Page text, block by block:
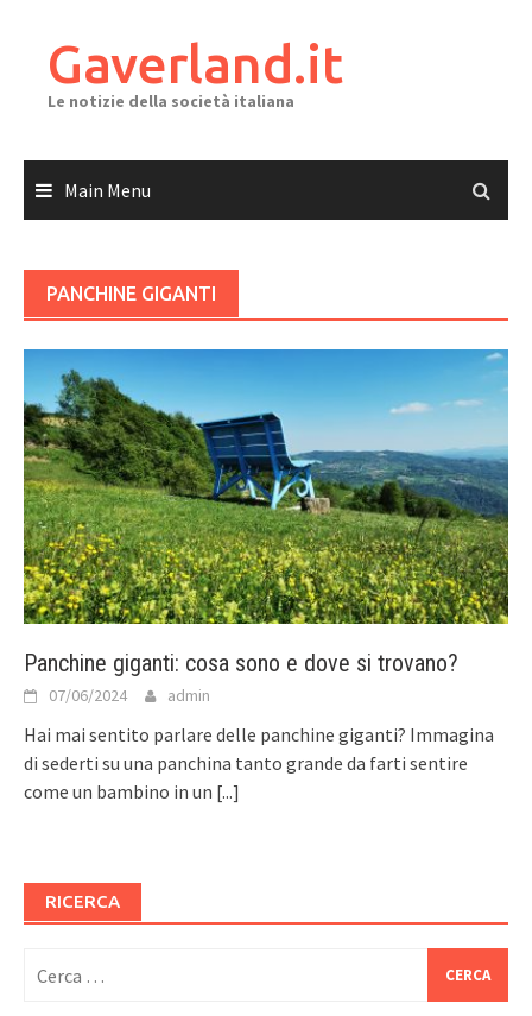
contentGaverland.it
Le notizie della società italiana
Main Menu
PANCHINE GIGANTI
Panchine giganti: cosa sono e dove si trovano?
07/06/2024 admin
Hai mai sentito parlare delle panchine giganti? Immagina
di sederti su una panchina tanto grande da farti sentire
come un bambino in un [...]
RICERCA
per: